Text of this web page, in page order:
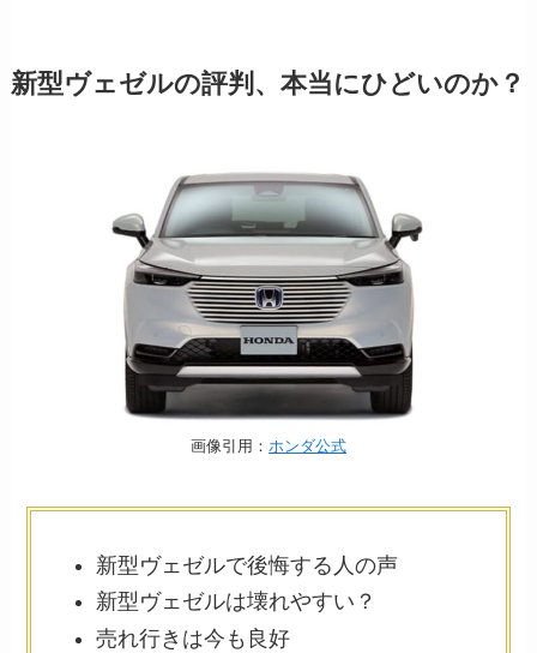
新型ヴェゼルの評判、本当にひどいのか？
画像引用： ホンダ公式
新型ヴェゼルで後悔する人の声
新型ヴェゼルは壊れやすい？
売れ行きは今も良好